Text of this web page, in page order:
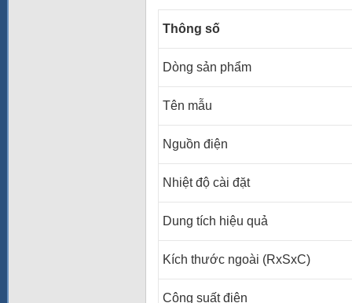
Thông số
Dòng sản phẩm
Tên mẫu
Nguồn điện
Nhiệt độ cài đặt
Dung tích hiệu quả
Kích thước ngoài (RxSxC)
Công suất điện